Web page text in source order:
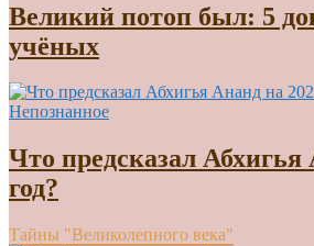
Великий потоп был: 5
учёных
Непознанное
Что предсказал Абхигья
год?
Тайны "Великолепного века"